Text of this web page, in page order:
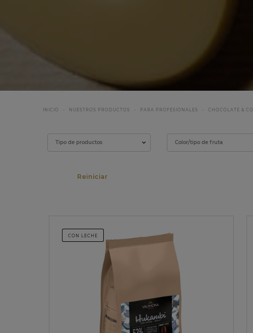
INICIO NUESTROS PRODUCTOS PARA PROFESIONALES CHOCOLATE & CO
Tipo de productos Color/tipo de fruta
Filtrar
CON LECHE